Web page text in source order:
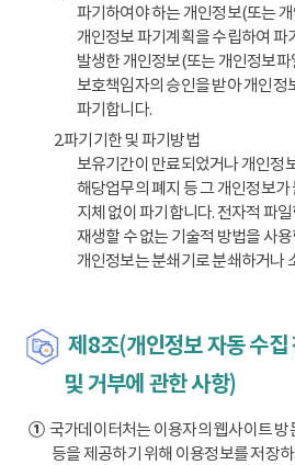
파기하여야 하는 개인정보(또는
개인정보 파기계획을 수립하여 파
발생한 개인정보(또는 개인정보
보호책임자의 승인을 받아 개인
파기합니다.
2.파기기한 및 파기방법
보유기간이 만료되었거나 개인정
해당업무의 폐지 등 그 개인정보
지체 없이 파기합니다. 전자적 파
재생할 수 없는 기술적 방법을 사
개인정보는 분쇄기로 분쇄하거나
제8조(개인정보 자동 수집
및 거부에 관한 사항)
①국가데이터처는 이용자의 웹사이트 방
등을 제공하기 위해 이용정보를 저장